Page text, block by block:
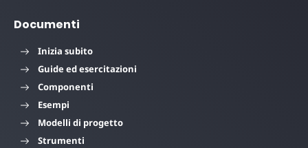
Documenti
Inizia subito
Guide ed esercitazioni
Componenti
Esempi
Modelli di progetto
Strumenti